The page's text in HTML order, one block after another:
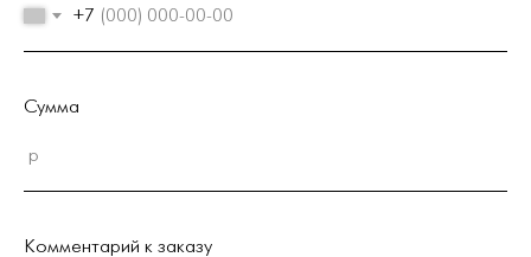
+7
Сумма
Комментарий к заказу